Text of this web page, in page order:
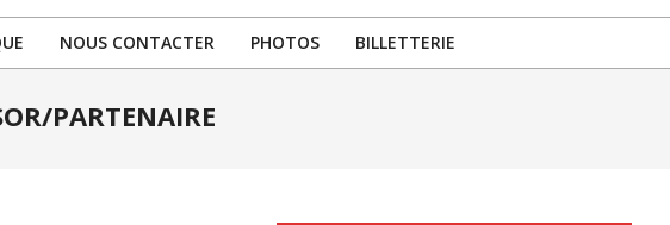
NOUS CONTACTER PHOTOS BILLETTERIE
PARTENAIRE